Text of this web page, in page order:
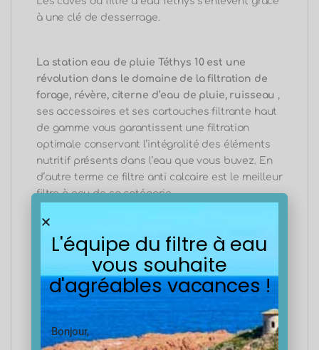
à une clé de desserrage.
La station eau de pluie Téthys 10 est une
révolution dans le domaine de la filtration de
forage, révère, citerne d’eau de pluie, ruisseau ,
ses accessoires et ses cartouches filtrante haut
de gamme vous garantissent une filtration
optimale conservant l’intégralité des éléments
nutritif présents dans l’eau que vous buvez. En
d’autre terme ce filtre anti calcaire est le meilleur
filtre à eau de sa catégorie.
Un trio de cartouches pour obtenir un eau
consommable
Généralement l’installationdes cartouchesse
fait comme il suit, l’on installe la
ce qui aura pour
but de
filtrer toutesles grosses particules telles que
L'équipe du filtre à eau
vous souhaite
d'agréables vacances !
Bonjour,